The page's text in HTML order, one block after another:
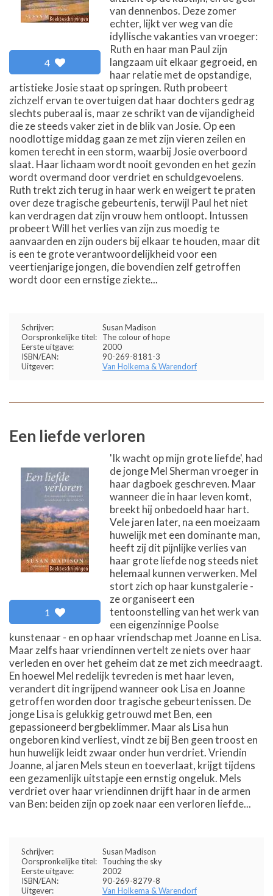
4
van dennenbos. Deze zomer
echter, lijkt ver weg van die
idyllische vakanties van vroeger:
Ruth en haar man Paul zijn
langzaam uit elkaar gegroeid, en
haar relatie met de opstandige,
artistieke Josie staat op springen. Ruth probeert
zichzelf ervan te overtuigen dat haar dochters gedrag
slechts puberaal is, maar ze schrikt van de vijandigheid
die ze steeds vaker ziet in de blik van Josie. Op een
noodlottige middag gaan ze met zijn vieren zeilen en
komen terecht in een storm, waarbij Josie overboord
slaat. Haar lichaam wordt nooit gevonden en het gezin
wordt overmand door verdriet en schuldgevoelens.
Ruth trekt zich terug in haar werk en weigert te praten
over deze tragische gebeurtenis, terwijl Paul het niet
kan verdragen dat zijn vrouw hem ontloopt. Intussen
probeert Will het verlies van zijn zus moedig te
aanvaarden en zijn ouders bij elkaar te houden, maar dit
is een te grote verantwoordelijkheid voor een
veertienjarige jongen, die bovendien zelf getroffen
wordt door een ernstige ziekte...
Schrijver:
Susan Madison
Oorspronkelijke titel:
The colour of hope
Eerste uitgave:
2000
ISBN/EAN:
90-269-8181-3
Uitgever:
Van Holkema & Warendorf
Een liefde verloren
1
'Ik wacht op mijn grote liefde', had
de jonge Mel Sherman vroeger in
haar dagboek geschreven. Maar
wanneer die in haar leven komt,
breekt hij onbedoeld haar hart.
Vele jaren later, na een moeizaam
huwelijk met een dominante man,
heeft zij dit pijnlijke verlies van
haar grote liefde nog steeds niet
helemaal kunnen verwerken. Mel
stort zich op haar kunstgalerie -
ze organiseert een
tentoonstelling van het werk van
een eigenzinnige Poolse
kunstenaar - en op haar vriendschap met Joanne en Lisa.
Maar zelfs haar vriendinnen vertelt ze niets over haar
verleden en over het geheim dat ze met zich meedraagt.
En hoewel Mel redelijk tevreden is met haar leven,
verandert dit ingrijpend wanneer ook Lisa en Joanne
getroffen worden door tragische gebeurtenissen. De
jonge Lisa is gelukkig getrouwd met Ben, een
gepassioneerd bergbeklimmer. Maar als Lisa hun
ongeboren kind verliest, vindt ze bij Ben geen troost en
hun huwelijk leidt zwaar onder hun verdriet. Vriendin
Joanne, al jaren Mels steun en toeverlaat, krijgt tijdens
een gezamenlijk uitstapje een ernstig ongeluk. Mels
verdriet over haar vriendinnen drijft haar in de armen
van Ben: beiden zijn op zoek naar een verloren liefde...
Schrijver:
Susan Madison
Oorspronkelijke titel:
Touching the sky
Eerste uitgave:
2002
ISBN/EAN:
90-269-8279-8
Uitgever:
Van Holkema & Warendorf